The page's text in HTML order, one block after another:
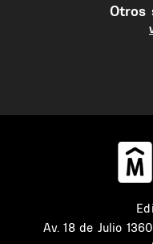
Otros
Av. 18 de Julio